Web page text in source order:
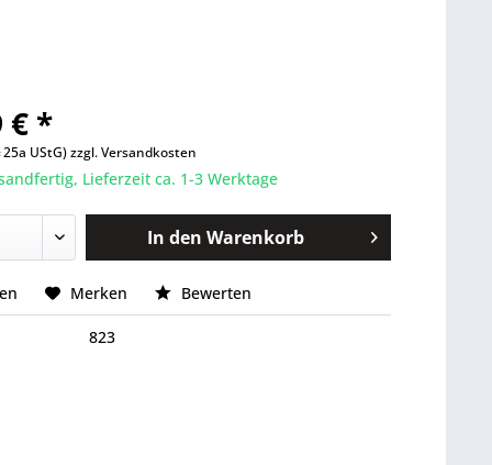
€ *
25a UStG)zzgl. Versandkosten
Lieferzeit ca. 1-3 Werktage
In den Warenkorb
Merken Bewerten
823